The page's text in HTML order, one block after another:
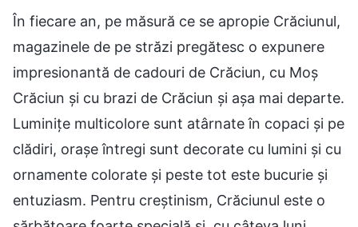
În fiecare an, pe măsură ce se apropie Crăciunul,
magazinele de pe străzi pregătesc o expunere
impresionantă de cadouri de Crăciun, cu Moș
Crăciun și cu brazi de Crăciun și așa mai departe.
Luminițe multicolore sunt atârnate în copaci și pe
clădiri, orașe întregi sunt decorate cu lumini și cu
ornamente colorate și peste tot este bucurie și
entuziasm. Pentru creștinism, Crăciunul este o